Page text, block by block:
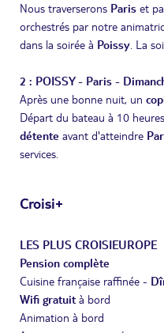
Nous traverserons Paris et
orchestrés par notre
dans la soirée à Poissy . La
2 : POISSY - Paris -
Après une bonne nuit, un
Départ du bateau à 10
détente avant d'atteindre
services.
Croisi+
LES PLUS CROISIEUROPE
Pension complète
Cuisine française raffinée -
Wifi gratuità bord
Animation à bord